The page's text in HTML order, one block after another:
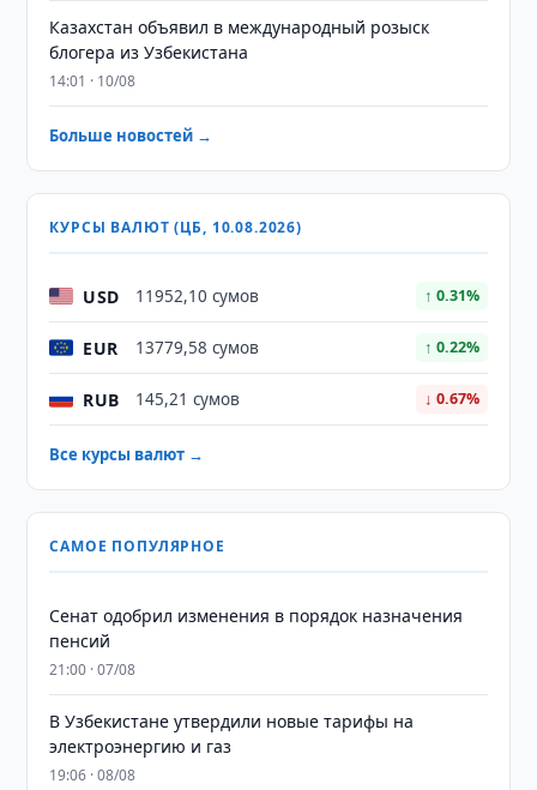
Казахстан объявил в международный розыск
блогера из Узбекистана
14:01 · 10/08
Больше новостей →
КУРСЫ ВАЛЮТ (ЦБ, 10.08.2026)
USD 11952,10 сумов ↑ 0.31%
EUR 13779,58 сумов ↑ 0.22%
RUB 145,21 сумов ↓ 0.67%
Все курсы валют →
САМОЕ ПОПУЛЯРНОЕ
Сенат одобрил изменения в порядок назначения
пенсий
21:00 · 07/08
В Узбекистане утвердили новые тарифы на
электроэнергию и газ
19:06 · 08/08